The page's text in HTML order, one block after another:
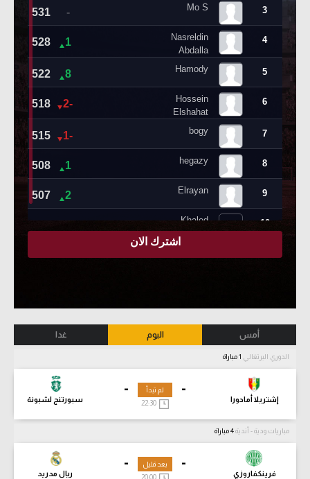
أمس اليوم غدا
الدوري البرتغالي
-
إشتريلا أمادورا
-
سبورتنج لشبونة
لم تبدأ
مباريات ودية - أندية
-
فرينكفاروزي
-
ريال مدريد
بعد قليل